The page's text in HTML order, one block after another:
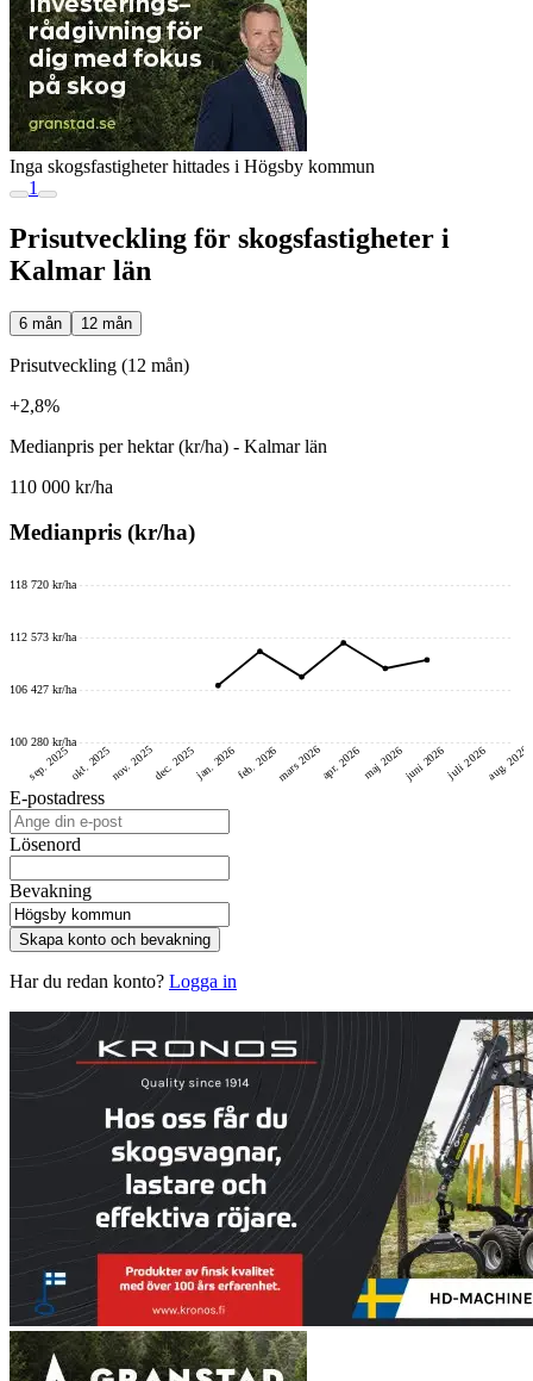
Inga skogsfastigheter hittades i Högsby kommun
1
Prisutveckling för skogsfastigheter i
Kalmar län
6 mån 12 mån
Prisutveckling (12 mån)
+2,8%
Medianpris per hektar (kr/ha) - Kalmar län
110 000 kr/ha
Medianpris (kr/ha)
100 280 kr/ha
106 427 kr/ha
112 573 kr/ha
118 720 kr/ha
sep. 2025okt. 2025nov. 2025dec. 2025jan. 2026feb. 2026mars 2026apr. 2026maj 2026juni 2026juli 2026aug. 2026
E-postadress
Lösenord
Bevakning
Skapa konto och bevakning
Har du redan konto? Logga in